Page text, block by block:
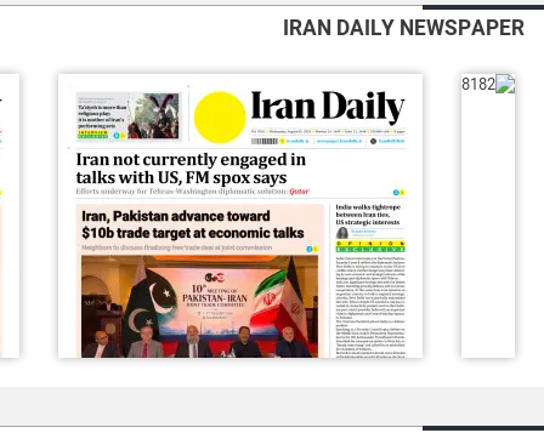
IRAN DAILY NEWSPAPER